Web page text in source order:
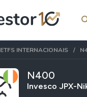
ETFS INTERNACIONAIS
N400
Invesco JPX-